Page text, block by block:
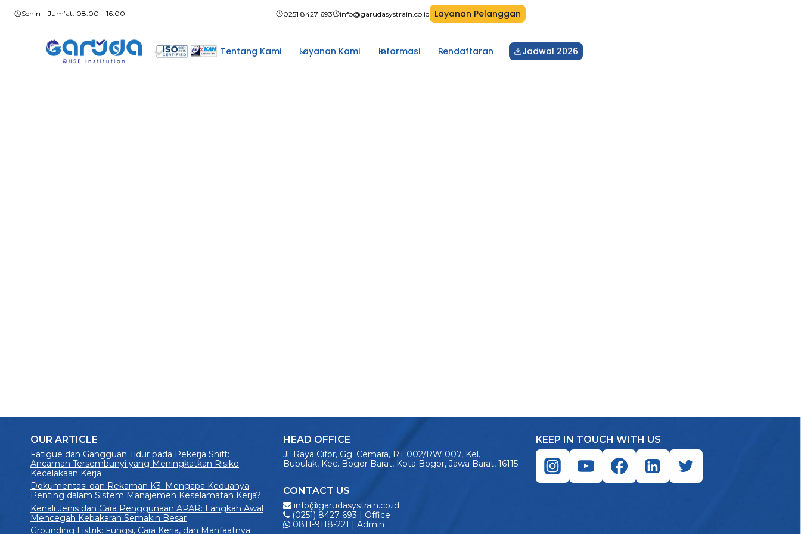
Skip
Senin – Jum’at: 08.00 – 16.00 0251 8427 693 info@garudasystrain.co.id Layanan Pelanggan
Tentang Kami Layanan Kami Informasi Pendaftaran Jadwal 2026
OUR ARTICLE
Fatigue dan Gangguan Tidur pada Pekerja Shift:
Ancaman Tersembunyi yang Meningkatkan Risiko
Kecelakaan Kerja
Dokumentasi dan Rekaman K3: Mengapa Keduanya
Penting dalam Sistem Manajemen Keselamatan Kerja?
Kenali Jenis dan Cara Penggunaan APAR: Langkah Awal
Mencegah Kebakaran Semakin Besar
Grounding Listrik: Fungsi, Cara Kerja, dan Manfaatnya
HEAD OFFICE
Jl. Raya Cifor, Gg. Cemara, RT 002/RW 007, Kel.
Bubulak, Kec. Bogor Barat, Kota Bogor, Jawa Barat, 16115
CONTACT US
info@garudasystrain.co.id
(0251) 8427 693 | Office
0811-9118-221 | Admin
KEEP IN TOUCH WITH US